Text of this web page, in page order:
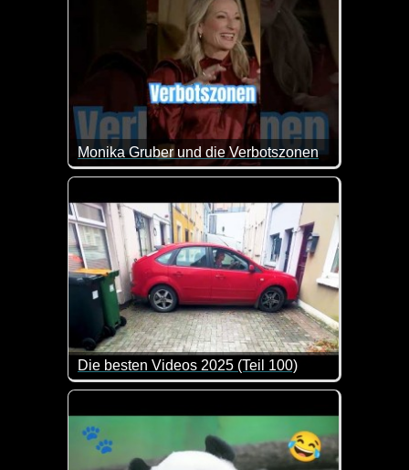
Monika Gruber und die Verbotszonen
Also ein Merkzettel wäre doch wirklich sehr nett
Die besten Videos 2025 (Teil 100)
Eine tolle Zusammenstellung von lustigen